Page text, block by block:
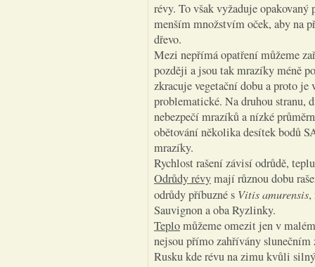
révy. To však vyžaduje
menším množstvím oček, aby na
dřevo.
Mezi nepřímá opatření můžeme
později a jsou tak mrazíky méně
zkracuje vegetační dobu a proto je
problematické. Na druhou stranu,
nebezpečí mrazíků a nízké
obětování několika desítek bodů
mrazíky.
Rychlost rašení závisí odrůdě,
Odrůdy révymají různou dobu
odrůdy příbuzné s Vitis amurensis,
Sauvignon a oba Ryzlinky.
Teplomůžeme omezit jen v
nejsou přímo zahřívány
Rusku kde révu na zimu kvůli